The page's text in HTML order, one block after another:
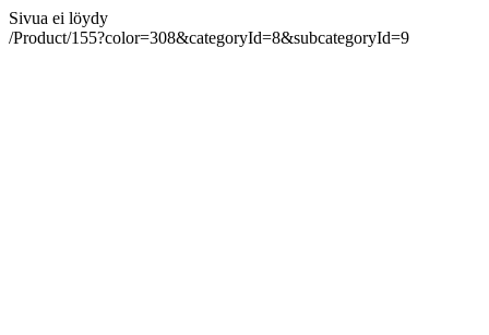
Sivua ei löydy
/Product/155?color=308&categoryId=8&subcategoryId=9